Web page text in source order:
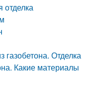
отделка
газобетона. Отделка
Какие материалы